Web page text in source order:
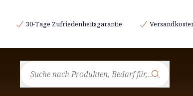
30-Tage Zufriedenheitsgarantie
Natürliche Inhaltstoffe für Ihre
Was bringt der Verzicht auf synthetische
Keine Konservierungsstoffe? Kein Problem!